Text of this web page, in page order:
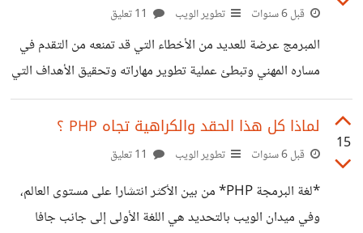
قبل 6 سنوات تطوير الويب
المبرمج عرضة للعديد من الأخطاء التي قد تمنعه من التقدم في
مساره المهني وتبطئ عملية تطوير مهاراته وتحقيق الأهداف التي
يرسمها. سأشارك معكم أهم تلك الأخطاء من واقع خبرتي
وتجربتي في هذا الميدان، وأتمنى من الجميع أن يأخذوا كل ما
سأقوله على محمل الجد لأنه فعلا كلام نابع من قناعتي وتجربتي
على الأقل من تلك الأخطاء، ولكن هذا ليس مشكلا بحد ذاته، فأنا
بدوري أقع في كثير منها
15
لماذا كل هذا الحقد والكراهية تجاه PHP ؟
قبل 6 سنوات تطوير الويب
*لغة البرمجة PHP* من بين الأكثر انتشارا على مستوى العالم،
وفي ميدان الويب بالتحديد هي اللغة الأولى إلى جانب جافا